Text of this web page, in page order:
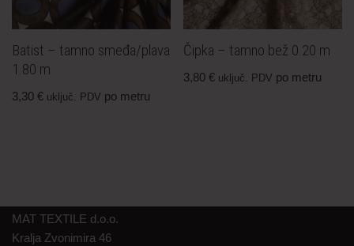
Batist – tamno smeđa/plava
1.80 m
3,30 € uključ. PDV po metru
Čipka – tamno bež 0.20 m
3,80€ uključ. PDV po metru
MAT TEXTILE d.o.o.
Kralja Zvonimira 46